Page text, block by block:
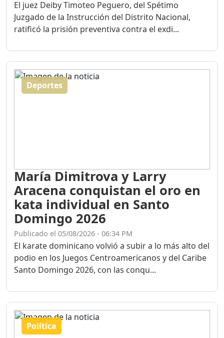
El juez Deiby Timoteo Peguero, del Spétimo
Juzgado de la Instrucción del Distrito Nacional,
ratificó la prisión preventiva contra el exdi...
Deportes
María Dimitrova y Larry
Aracena conquistan el oro en
kata individual en Santo
Domingo 2026
Publicado el 05/08/2026 - 06:34 PM
El karate dominicano volvió a subir a lo más alto del
podio en los Juegos Centroamericanos y del Caribe
Santo Domingo 2026, con las conqu...
Política